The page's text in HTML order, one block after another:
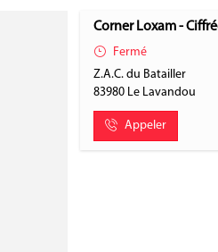
Corner Loxam -
Fermé
Z.A.C. du Batailler
83980 Le Lavandou
Appeler